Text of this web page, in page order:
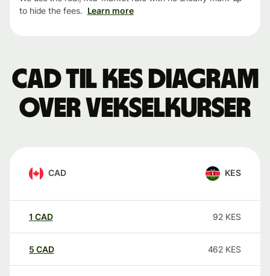
to hide the fees. Learn more
CAD til KES Diagram
over vekselkurser
CAD KES
1 CAD 92 KES
5 CAD 462 KES